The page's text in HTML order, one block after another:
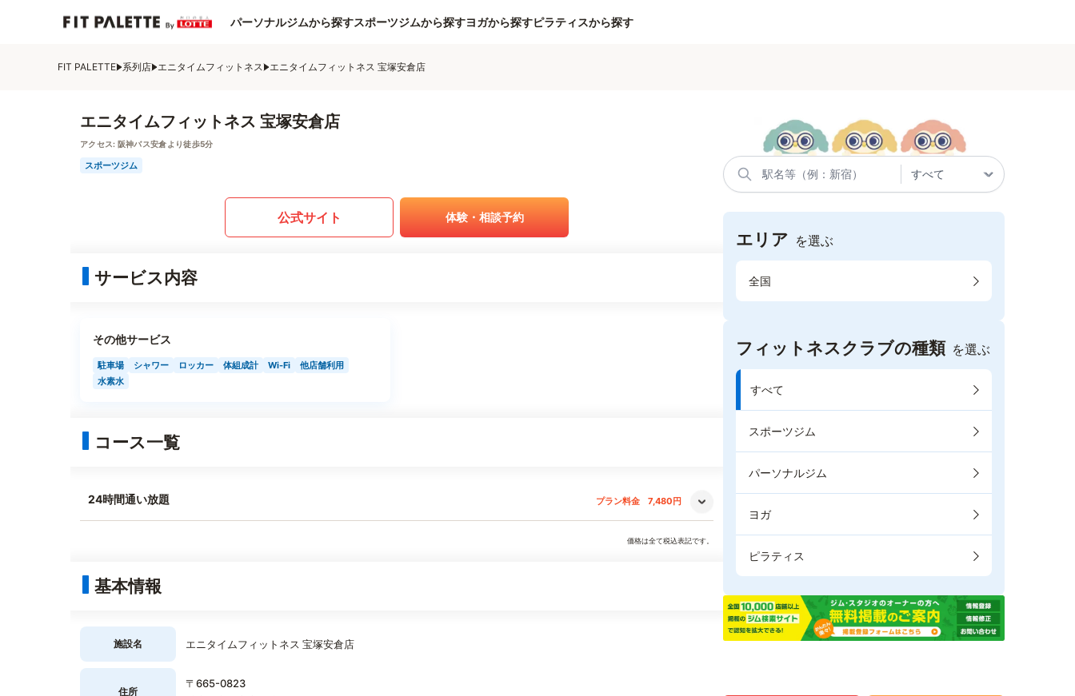
パーソナルジムから探すスポーツジムから探すヨガから探すピラティスから探す
FIT PALETTE 系列店 エニタイムフィットネス エニタイムフィットネス 宝塚安倉店
エニタイムフィットネス 宝塚安倉店
アクセス: 阪神バス安倉より徒歩5分
スポーツジム
公式サイト 体験・相談予約
サービス内容
その他サービス
駐車場 シャワー ロッカー 体組成計 Wi-Fi
他店舗利用
水素水
コース一覧
24時間通い放題 プラン料金 7,480円
価格は全て税込表記です。
基本情報
施設名 エニタイムフィットネス 宝塚安倉店
住所
〒665-0823
エリア を選ぶ
全国
フィットネスクラブの種類 を選ぶ
すべて
スポーツジム
パーソナルジム
ヨガ
ピラティス